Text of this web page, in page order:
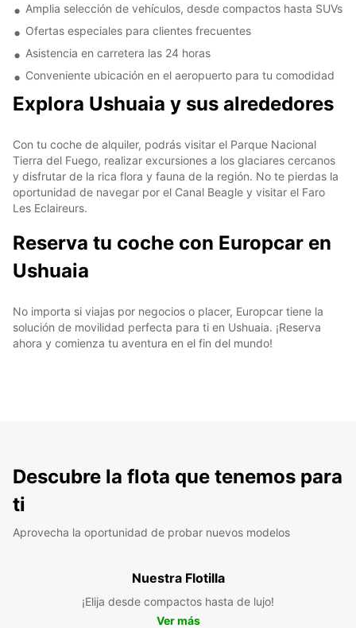
Amplia selección de vehículos, desde compactos hasta SUVs
Ofertas especiales para clientes frecuentes
Asistencia en carretera las 24 horas
Conveniente ubicación en el aeropuerto para tu comodidad
Explora Ushuaia y sus alrededores
Con tu coche de alquiler, podrás visitar el Parque Nacional
Tierra del Fuego, realizar excursiones a los glaciares cercanos
y disfrutar de la rica flora y fauna de la región. No te pierdas la
oportunidad de navegar por el Canal Beagle y visitar el Faro
Les Eclaireurs.
Reserva tu coche con Europcar en
Ushuaia
No importa si viajas por negocios o placer, Europcar tiene la
solución de movilidad perfecta para ti en Ushuaia. ¡Reserva
ahora y comienza tu aventura en el fin del mundo!
Descubre la flota que tenemos para
ti
Aprovecha la oportunidad de probar nuevos modelos
Nuestra Flotilla
¡Elija desde compactos hasta de lujo!
Ver más